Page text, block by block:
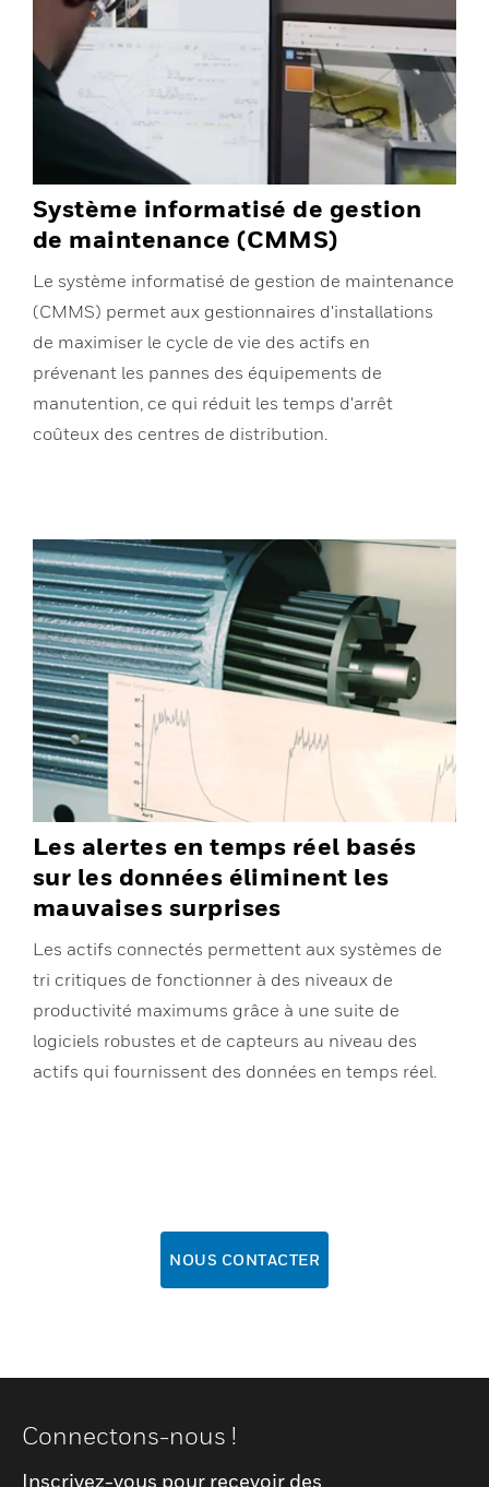
Système informatisé de gestion
de maintenance (CMMS)
Le système informatisé de gestion de maintenance
(CMMS) permet aux gestionnaires d'installations
de maximiser le cycle de vie des actifs en
prévenant les pannes des équipements de
manutention, ce qui réduit les temps d'arrêt
coûteux des centres de distribution.
Les alertes en temps réel basés
sur les données éliminent les
mauvaises surprises
Les actifs connectés permettent aux systèmes de
tri critiques de fonctionner à des niveaux de
productivité maximums grâce à une suite de
logiciels robustes et de capteurs au niveau des
actifs qui fournissent des données en temps réel.
NOUS CONTACTER
Connectons-nous !
Inscrivez-vous pour recevoir des